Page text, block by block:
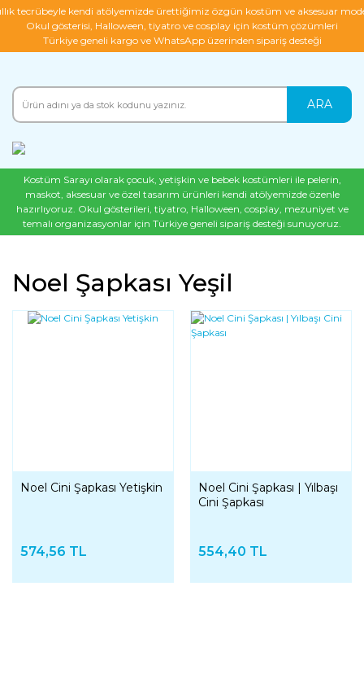
tecrübeyle kendi atölyemizde ürettiğimiz özgün kostüm ve aksesuar
Okul gösterisi, Halloween, tiyatro ve cosplay için kostüm çözümleri
Türkiye geneli kargo ve WhatsApp üzerinden sipariş desteği
ARA
Kostüm Sarayı olarak çocuk, yetişkin ve bebek kostümleri ile pelerin,
maskot, aksesuar ve özel tasarım ürünleri kendi atölyemizde özenle
hazırlıyoruz. Okul gösterileri, tiyatro, Halloween, cosplay, mezuniyet ve
temalı organizasyonlar için Türkiye geneli sipariş desteği sunuyoruz.
Noel Şapkası Yeşil
Noel Cini Şapkası Yetişkin
574,56 TL
Noel Cini Şapkası | Yılbaşı
Cini Şapkası
554,40 TL